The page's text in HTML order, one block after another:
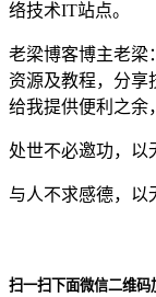
络技术IT站点。
老梁博客博主老梁
资源及教程，分享
给我提供便利之余
处世不必邀功，以
与人不求感德，以
扫一扫下面微信二维码